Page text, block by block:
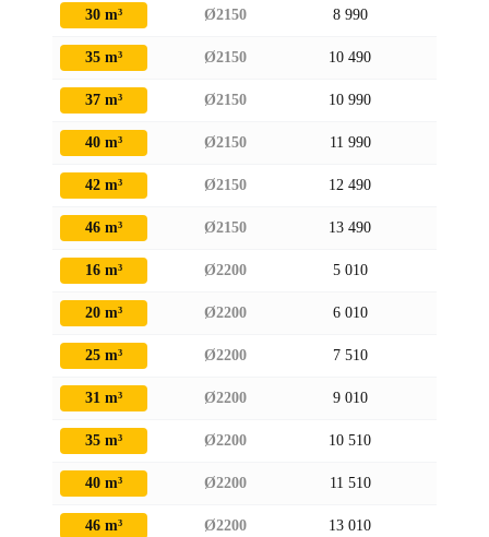
30 m³ Ø2150 8 990
35 m³ Ø2150 10 490
37 m³ Ø2150 10 990
40 m³ Ø2150 11 990
42 m³ Ø2150 12 490
46 m³ Ø2150 13 490
16 m³ Ø2200 5 010
20 m³ Ø2200 6 010
25 m³ Ø2200 7 510
31 m³ Ø2200 9 010
35 m³ Ø2200 10 510
40 m³ Ø2200 11 510
46 m³ Ø2200 13 010